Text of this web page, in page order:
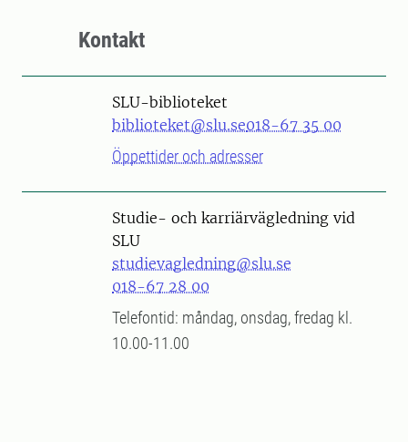
Kontakt
SLU-biblioteket
biblioteket@slu.se018-67 35 00
Öppettider och adresser
Studie- och karriärvägledning vid
SLU
studievagledning@slu.se
018-67 28 00
Telefontid: måndag, onsdag, fredag kl.
10.00-11.00